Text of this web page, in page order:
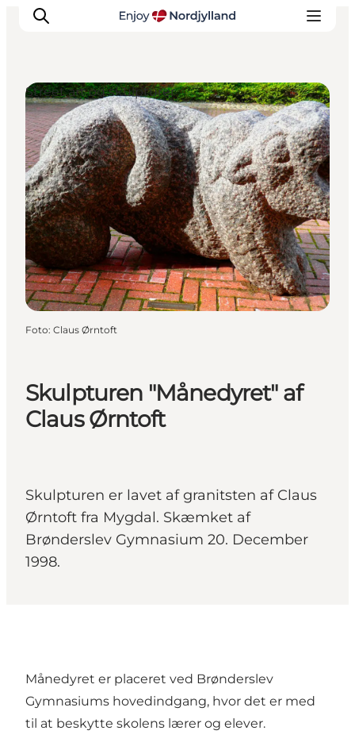
Oplevelser og aktiviteter
Planlæg din tur
Byer og steder
Guides
Det sker
For børn
Skulpturen "Månedyret" af
Claus Ørntoft
Skulpturen er lavet af granitsten af Claus
Ørntoft fra Mygdal. Skæmket af
Brønderslev Gymnasium 20. December
1998.
Street art og skulpturer
Foto: Claus Ørntoft
Månedyret er placeret ved Brønderslev
Gymnasiums hovedindgang, hvor det er med
til at beskytte skolens lærer og elever.